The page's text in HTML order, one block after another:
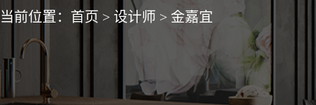
当前位置： 首页 > 设计师 > 金嘉宜